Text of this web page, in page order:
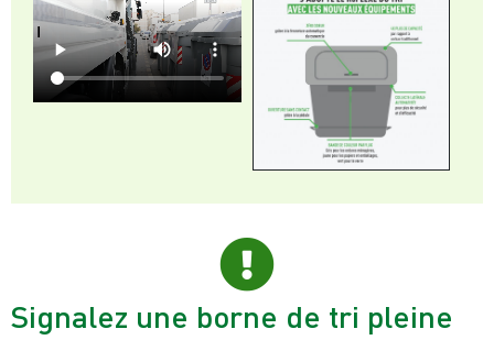
Signalez une borne de tri pleine